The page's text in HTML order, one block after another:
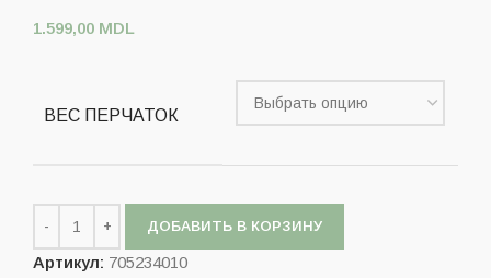
1.599,00 MDL
ВЕС ПЕРЧАТОК
ДОБАВИТЬ В КОРЗИНУ
Артикул: 705234010